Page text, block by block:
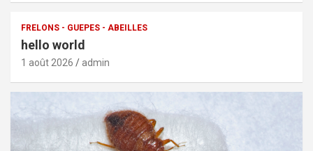
FRELONS - GUEPES - ABEILLES
hello world
1 août 2026 admin